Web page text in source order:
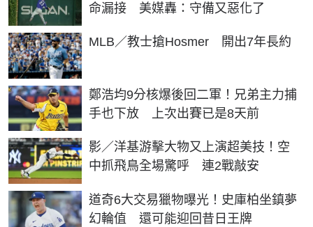
命漏接 美媒轟：守備又惡化了
MLB／教士搶Hosmer 開出7年長約
鄭浩均9分核爆後回二軍！兄弟主力捕
手也下放 上次出賽已是8天前
影／洋基游擊大物又上演超美技！空
中抓飛鳥全場驚呼 連2戰敲安
道奇6大交易獵物曝光！史庫柏坐鎮夢
幻輪值 還可能迎回昔日王牌